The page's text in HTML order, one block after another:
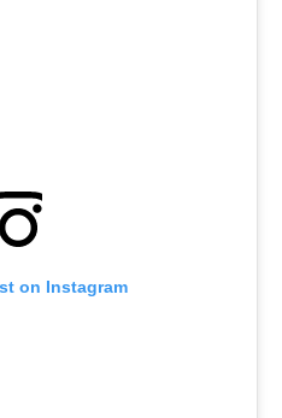
on Instagram